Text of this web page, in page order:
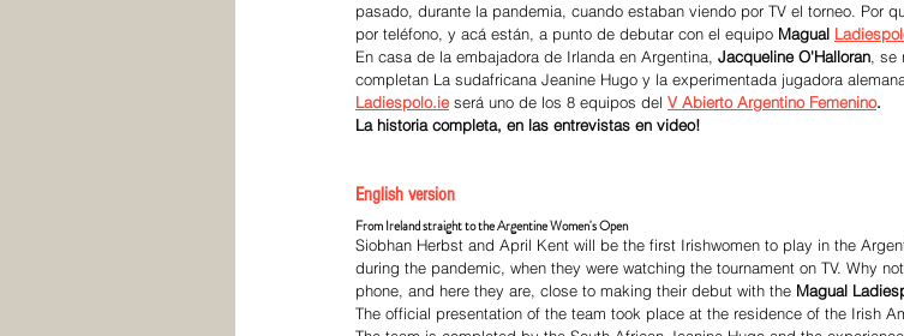
pasado, durante la pandemia, cuando estaban viendo por TV el torneo. Por
por teléfono, y acá están, a punto de debutar con el equipo Magual
En casa de la embajadora de Irlanda en Argentina, Jacqueline O'Halloran, se
completan La sudafricana Jeanine Hugo y la experimentada jugadora
Ladiespolo.ie será uno de los 8 equipos del V Abierto Argentino Femenino.
La historia completa, en las entrevistas en video!
English version
From Ireland straight to the Argentine Women's Open
Siobhan Herbst and April Kent will be the first Irishwomen to play in the
during the pandemic, when they were watching the tournament on TV. Why
phone, and here they are, close to making their debut with the Magual
The official presentation of the team took place at the residence of the Irish